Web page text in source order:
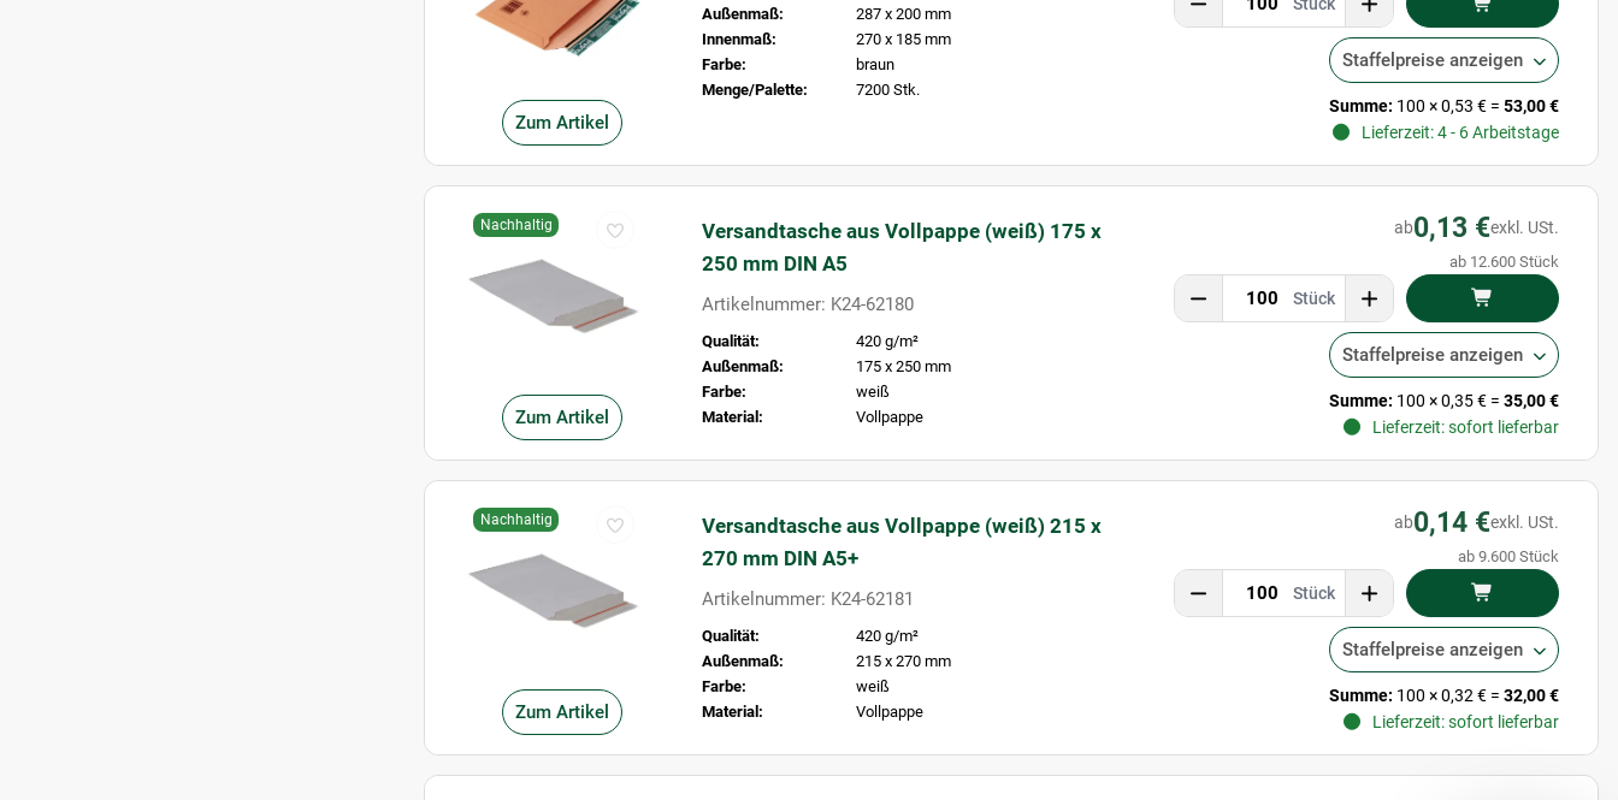
Zum Artikel
Außenmaß:
287 x 200 mm
Innenmaß:
270 x 185 mm
Farbe:
braun
Menge/Palette:
7200 Stk.
Staffelpreise anzeigen
Summe: 100 ×0,53 € = 53,00 €
Lieferzeit: 4 - 6 Arbeitstage
Zum Artikel
Nachhaltig
Versandtasche aus Vollpappe (weiß) 175 x
250 mm DIN A5
Artikelnummer: K24-62180
Qualität:
420 g/m²
Außenmaß:
175 x 250 mm
Farbe:
weiß
Material:
Vollpappe
ab0,13 €exkl. USt.
ab 12.600 Stück
Stück
Staffelpreise anzeigen
Summe: 100 ×0,35 € = 35,00 €
Lieferzeit: sofort lieferbar
Zum Artikel
Nachhaltig
Versandtasche aus Vollpappe (weiß) 215 x
270 mm DIN A5+
Artikelnummer: K24-62181
Qualität:
420 g/m²
Außenmaß:
215 x 270 mm
Farbe:
weiß
Material:
Vollpappe
ab0,14 €exkl. USt.
ab 9.600 Stück
Stück
Staffelpreise anzeigen
Summe: 100 ×0,32 € = 32,00 €
Lieferzeit: sofort lieferbar